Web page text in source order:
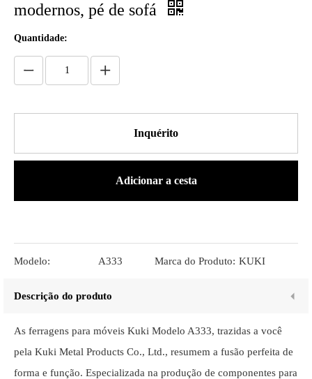
modernos, pé de sofá
Quantidade:
Inquérito
Adicionar a cesta
Modelo: A333 Marca do Produto: KUKI
Descrição do produto
As ferragens para móveis Kuki Modelo A333, trazidas a você
pela Kuki Metal Products Co., Ltd., resumem a fusão perfeita de
forma e função. Especializada na produção de componentes para